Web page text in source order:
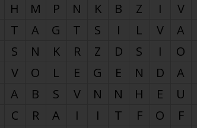
H M P N K B Z I V
T A G T S I L V A
S N K R Z D S I O
V O L E G E N D A
A B S V N N H E U
C R A I I T F O F